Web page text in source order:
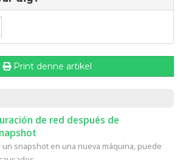
Print denne artikel
de red después de
snapshot en una nueva máquina, puede